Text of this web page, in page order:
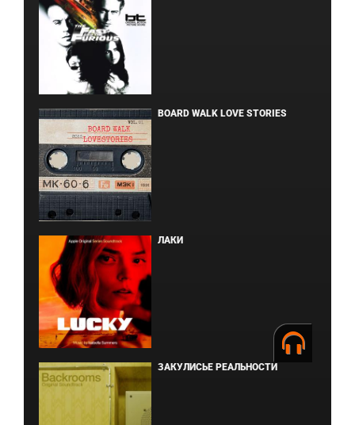
BOARD WALK LOVE STORIES
ЛАКИ
ЗАКУЛИСЬЕ РЕАЛЬНОСТИ